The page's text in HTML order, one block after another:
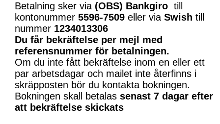
Betalning sker via (OBS) Bankgiro till
kontonummer 5596-7509 eller via Swish till
nummer 1234013306
Du får bekräftelse per mejl med
referensnummer för betalningen.
Om du inte fått bekräftelse inom en eller ett
par arbetsdagar och mailet inte återfinns i
skräpposten bör du kontakta bokningen.
Bokningen skall betalas senast 7 dagar efter
att bekräftelse skickats